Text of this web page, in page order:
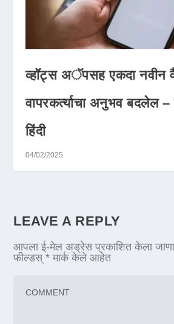
व्हॉट्स अॅपसह एकदा नवीन
वापरकर्त्याचा अनुभव बदलेल –
हिंदी
04/02/2025
LEAVE A REPLY
आपला ई-मेल अड्रेस प्रकाशित केला
फील्डस्* मार्क केले आहेत